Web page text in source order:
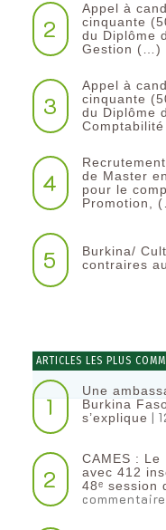
2
Appel à
cinquante
du Diplôme
Gestion (…)
3
Appel à
cinquante
du Diplôme
4
de Master
pour le
Promotion,
5
Burkina/
contraires
ARTICLES LES PLUS
1
Une
Burkina
s’explique |
2
CAMES : Le
avec 412
48ᵉ session